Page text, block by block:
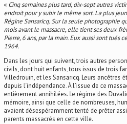
« Cinq semaines plus tard, dix-sept autres
endroit pour y subir le même sort. La plus
Régine Sansaricq. Sur la seule photographie
mois avant le massacre, elle tient ses deux
Pierre, 6 ans, par la main. Eux aussi sont tués
1964.
Dans les jours qui suivent, trois autres
civils, dont huit enfants, tous issus de trois
Villedrouin, et les Sansaricq. Leurs ancêtres
depuis l’indépendance. À l’issue de ce
entièrement annihilées. Le régime des
mémoire, ainsi que celle de nombreuses,
avaient désespéramment tenté de prêter
parents massacrés en cette ville.